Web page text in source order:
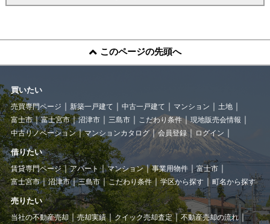
このページの先頭へ
買いたい
売買専門ページ 新築一戸建て 中古一戸建て マンション
土地
富士市
富士宮市 沼津市 三島市 こだわり条件
現地販売会情報
中古リノベーション
マンションカタログ 会員登録 ログイン
借りたい
賃貸専門ページ アパート マンション 事業用物件
富士市
富士宮市
沼津市 三島市 こだわり条件 学区から探す 町名から探す
売りたい
当社の不動産売却 売却実績 クイック売却査定
不動産売却の流れ